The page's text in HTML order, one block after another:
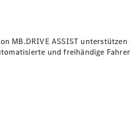
MB.DRIVEASSIST unterstützen
und freihändige